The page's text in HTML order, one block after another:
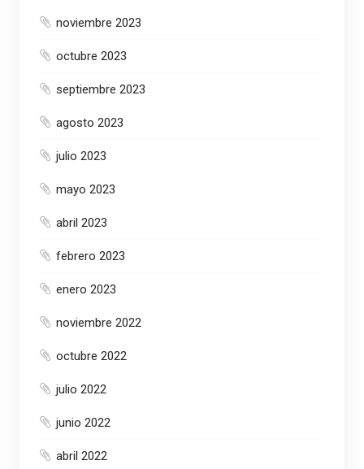
noviembre 2023
octubre 2023
septiembre 2023
agosto 2023
julio 2023
mayo 2023
abril 2023
febrero 2023
enero 2023
noviembre 2022
octubre 2022
julio 2022
junio 2022
abril 2022